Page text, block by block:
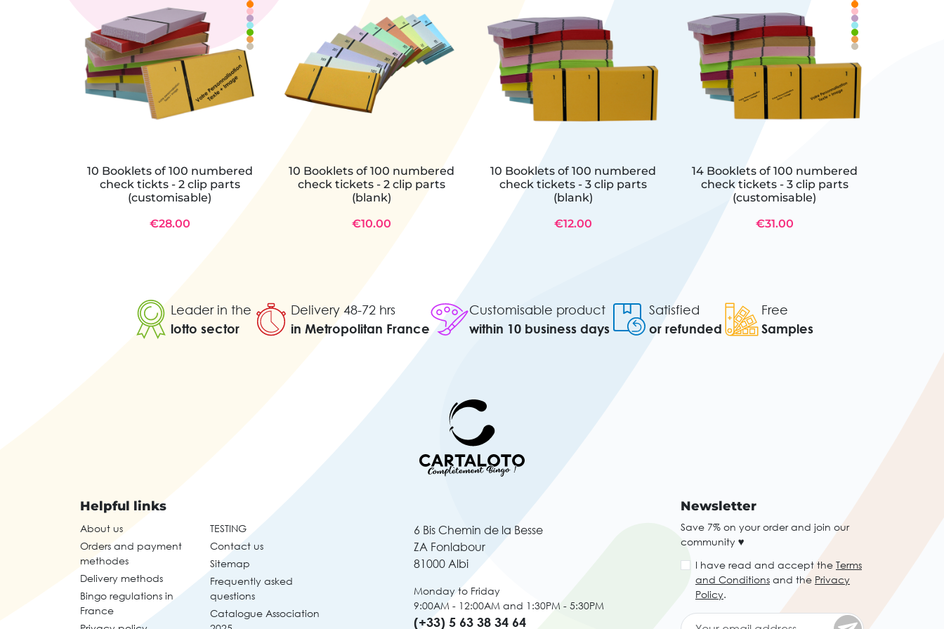
10 Booklets of 100 numbered
check tickts - 2 clip parts
(customisable)
€28.00
10 Booklets of 100 numbered
check tickets - 2 clip parts
(blank)
€10.00
10 Booklets of 100 numbered
check tickets - 3 clip parts
(blank)
€12.00
14 Booklets of 100 numbered
check tickets - 3 clip parts
(customisable)
€31.00
Leader in the
lotto sector
Delivery 48-72 hrs
in Metropolitan France
Customisable product
within 10 business days
Satisfied
or refunded
Free
Samples
Helpful links
About us
Orders and payment
methodes
Delivery methods
Bingo regulations in
France
TESTING
Contact us
Sitemap
Frequently asked
questions
Catalogue Association
6 Bis Chemin de la Besse
ZA Fonlabour
81000 Albi
Monday to Friday
9:00AM - 12:00AM and 1:30PM - 5:30PM
(+33) 5 63 38 34 64
Newsletter
Save 7% on your order and join our
community ♥
I have read and accept the Terms
and Conditions and the Privacy
Policy.